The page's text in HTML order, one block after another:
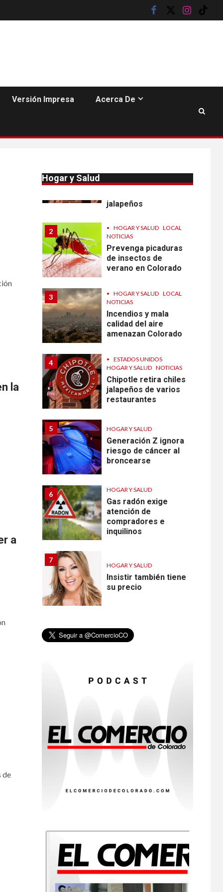
facebook
twitterinstagram
tik
Versión Impresa Acerca De
la
a
de
Hogar y Salud
ESTADOS UNIDOS
NOTICIAS
confirmados por
Colorado 110 casos
de salmonela por
jalapeños
2 • HOGAR Y SALUD LOCAL
NOTICIAS
Prevenga picaduras
de insectos de
verano en Colorado
3 • HOGAR Y SALUD LOCAL
NOTICIAS
Incendios y mala
calidad del aire
amenazan Colorado
4 •
ESTADOS UNIDOS
HOGAR Y SALUD NOTICIAS
Chipotle retira chiles
jalapeños de varios
restaurantes
5 HOGAR Y SALUD
Generación Z ignora
riesgo de cáncer al
broncearse
6 HOGAR Y SALUD
Gas radón exige
atención de
compradores e
inquilinos
7
HOGAR Y SALUD
Insistir también tiene
su precio
8
HOGAR Y SALUD
EE. UU. reporta sus
Michigan
Más casos de
sarampión en EEUU
este año que en 2025
Van 4,100 casos
NOTICIAS
Reportan en
Colorado 110 casos
de salmonela por